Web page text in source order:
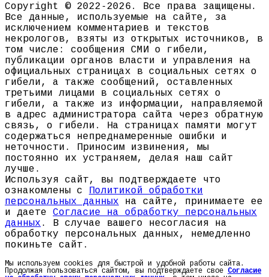
Copyright © 2022-2026. Все права защищены.
Все данные, используемые на сайте, за
исключением комментариев и текстов
некрологов, взяты из открытых источников, в
том числе: сообщения СМИ о гибели,
публикации органов власти и управления на
официальных страницах в социальных сетях о
гибели, а также сообщений, оставленных
третьими лицами в социальных сетях о
гибели, а также из информации, направляемой
в адрес администратора сайта через обратную
связь, о гибели. На страницах памяти могут
содержаться непреднамеренные ошибки и
неточности. Приносим извинения, мы
постоянно их устраняем, делая наш сайт
лучше.
Используя сайт, вы подтверждаете что
ознакомлены с Политикой обработки
персональных данных на сайте, принимаете ее
и даете Согласие на обработку персональных
данных . В случае вашего несогласия на
обработку персональных данных, немедленно
покиньте сайт.
Мы используем cookies для быстрой и удобной работы сайта.
Продолжая пользоваться сайтом, вы подтверждаете свое Согласие